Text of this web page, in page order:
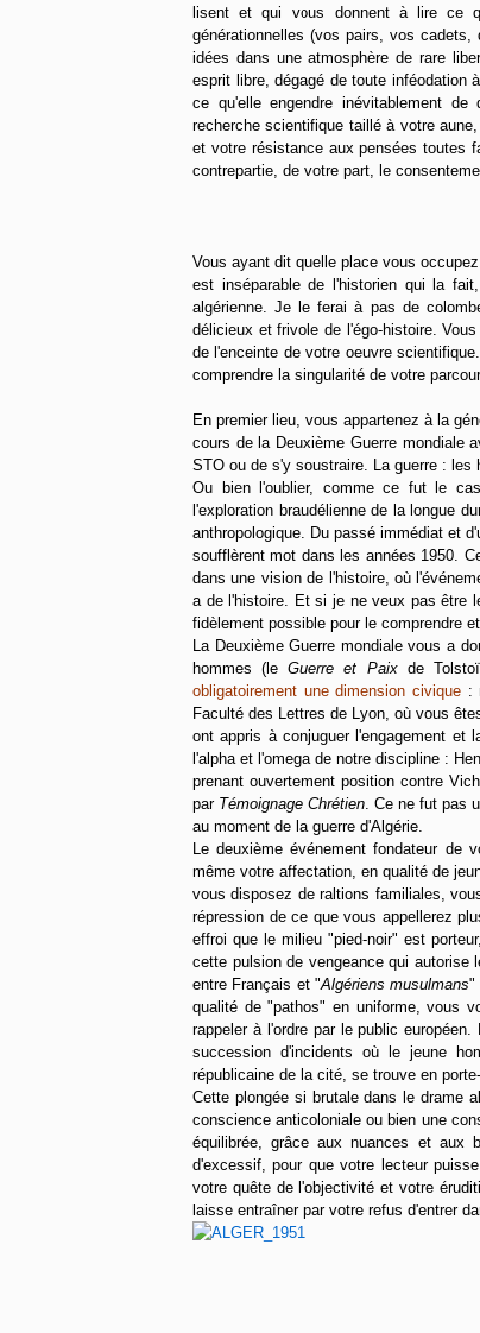
lisent et qui vous donnent à lire ce
générationnelles (vos pairs, vos
idées dans une atmosphère de rare
esprit libre, dégagé de toute inféodation
ce qu'elle engendre inévitablement
recherche scientifique taillé à votre
et votre résistance aux pensées toutes
contrepartie, de votre part, le
Vous ayant dit quelle place vous
est inséparable de l'historien qui la
algérienne. Je le ferai à pas de
délicieux et frivole de l'égo-histoire.
de l'enceinte de votre oeuvre
comprendre la singularité de votre
En premier lieu, vous appartenez à la
cours de la Deuxième Guerre mondiale
STO ou de s'y soustraire. La guerre :
Ou bien l'oublier, comme ce fut le
l'exploration braudélienne de la longue
anthropologique. Du passé immédiat et
soufflèrent mot dans les années 1950.
dans une vision de l'histoire, où
a de l'histoire. Et si je ne veux pas être
fidèlement possible pour le comprendre
La Deuxième Guerre mondiale vous a
hommes (leGuerre et Paixde
obligatoirement une dimension civique:
Faculté des Lettres de Lyon, où vous
ont appris à conjuguer l'engagement et
l'alpha et l'omega de notre discipline :
prenant ouvertement position contre
par Témoignage Chrétien. Ce ne fut pas
au moment de la guerre d'Algérie.
Le deuxième événement fondateur de
même votre affectation, en qualité de
vous disposez de raltions familiales,
répression de ce que vous appellerez
effroi que le milieu "pied-noir" est
cette pulsion de vengeance qui autorise
entre Français et "Algériens musulmans"
qualité de "pathos" en uniforme, vous
rappeler à l'ordre par le public
succession d'incidents où le jeune
républicaine de la cité, se trouve en
Cette plongée si brutale dans le drame
conscience anticoloniale ou bien une
équilibrée, grâce aux nuances et aux
d'excessif, pour que votre lecteur
votre quête de l'objectivité et votre
laisse entraîner par votre refus d'entrer